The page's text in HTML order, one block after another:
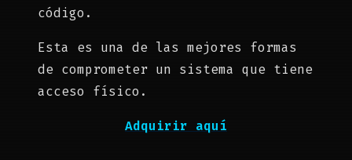
código.
Esta es una de las mejores formas
de comprometer un sistema que tiene
acceso físico.
Adquirir aquí